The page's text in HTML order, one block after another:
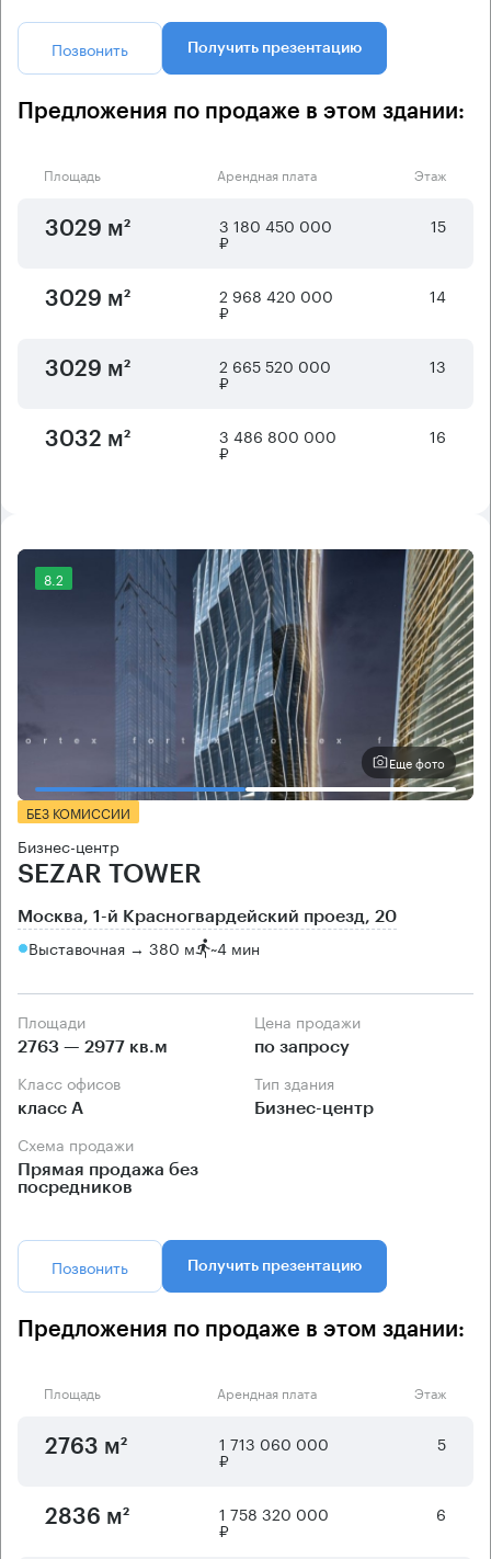
Позвонить Получить презентацию
Предложения по продаже в этом здании:
Площадь Арендная плата Этаж
3029 м² 3 180 450 000
₽
15
3029 м² 2 968 420 000
₽
14
3029 м² 2 665 520 000
₽
13
3032 м² 3 486 800 000
₽
16
8.2
Еще фото
БЕЗ КОМИССИИ
Бизнес-центр
SEZAR TOWER
Москва, 1-й Красногвардейский проезд, 20
Выставочная → 380 м ~4 мин
Площади
2763 — 2977 кв.м
Цена продажи
по запросу
Класс офисов
класс А
Тип здания
Бизнес-центр
Схема продажи
Прямая продажа без
посредников
Позвонить Получить презентацию
Предложения по продаже в этом здании:
Площадь Арендная плата Этаж
2763 м² 1 713 060 000
₽
5
2836 м² 1 758 320 000
₽
6